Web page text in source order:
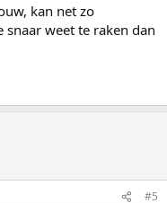
kan net zo
weet te raken dan
#5